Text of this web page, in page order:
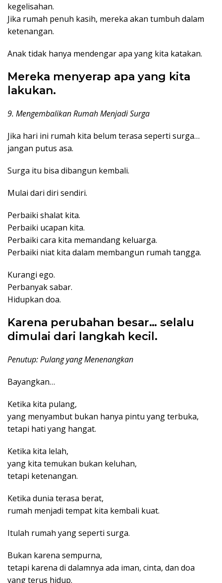
kegelisahan.
Jika rumah penuh kasih, mereka akan tumbuh dalam
ketenangan.
Anak tidak hanya mendengar apa yang kita katakan.
Mereka menyerap apa yang kita
lakukan.
9. Mengembalikan Rumah Menjadi Surga
Jika hari ini rumah kita belum terasa seperti surga…
jangan putus asa.
Surga itu bisa dibangun kembali.
Mulai dari diri sendiri.
Perbaiki shalat kita.
Perbaiki ucapan kita.
Perbaiki cara kita memandang keluarga.
Perbaiki niat kita dalam membangun rumah tangga.
Kurangi ego.
Perbanyak sabar.
Hidupkan doa.
Karena perubahan besar… selalu
dimulai dari langkah kecil.
Penutup: Pulang yang Menenangkan
Bayangkan…
Ketika kita pulang,
yang menyambut bukan hanya pintu yang terbuka,
tetapi hati yang hangat.
Ketika kita lelah,
yang kita temukan bukan keluhan,
tetapi ketenangan.
Ketika dunia terasa berat,
rumah menjadi tempat kita kembali kuat.
Itulah rumah yang seperti surga.
Bukan karena sempurna,
tetapi karena di dalamnya ada iman, cinta, dan doa
yang terus hidup.